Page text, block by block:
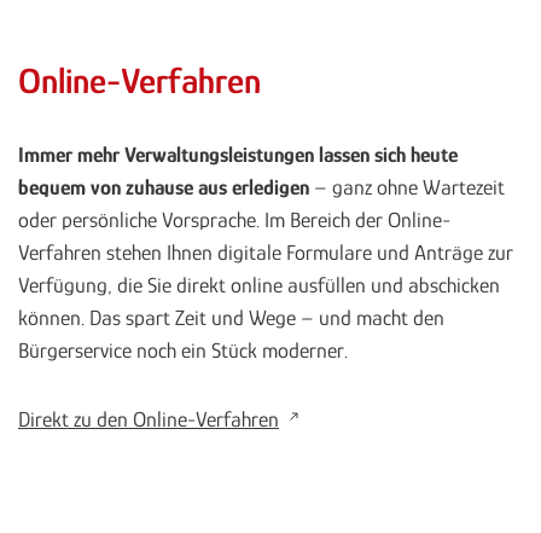
Online-Verfahren
Immer mehr Verwaltungsleistungen lassen sich heute
bequem von zuhause aus erledigen – ganz ohne Wartezeit
oder persönliche Vorsprache. Im Bereich der Online-
Verfahren stehen Ihnen digitale Formulare und Anträge zur
Verfügung, die Sie direkt online ausfüllen und abschicken
können. Das spart Zeit und Wege – und macht den
Bürgerservice noch ein Stück moderner.
Direkt zu den Online-Verfahren